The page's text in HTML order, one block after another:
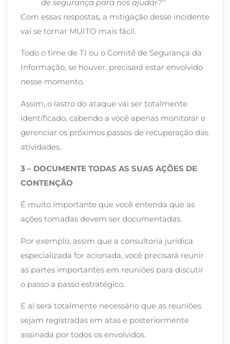
de segurança para nos ajudar?”
Com essas respostas, a mitigação desse incidente
vai se tornar MUITO mais fácil.
Todo o time de TI ou o Comitê de Segurança da
Informação, se houver, precisará estar envolvido
nesse momento.
Assim, o lastro do ataque vai ser totalmente
identificado, cabendo a você apenas monitorar e
gerenciar os próximos passos de recuperação das
atividades.
3 – DOCUMENTE TODAS AS SUAS AÇÕES DE
CONTENÇÃO
É muito importante que você entenda que as
ações tomadas devem ser documentadas.
Por exemplo, assim que a consultoria jurídica
especializada for acionada, você precisará reunir
as partes importantes em reuniões para discutir
o passo a passo estratégico.
E aí será totalmente necessário que as reuniões
sejam registradas em atas e posteriormente
assinada por todos os envolvidos.